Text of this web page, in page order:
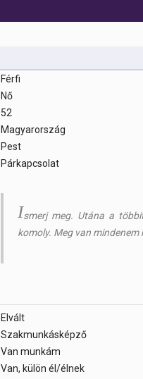
Férfi
Nő
52
Magyarország
Pest
Párkapcsolat
Ismerj meg. Utána a
komoly. Meg van
Elvált
Szakmunkásképző
Van munkám
Van, külön él/élnek